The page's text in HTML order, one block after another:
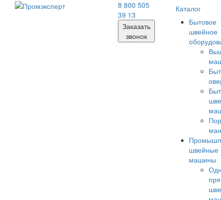
8 800 505
39 13
Заказать
звонок
Каталог
Бытовое
швейное
швейные
машины